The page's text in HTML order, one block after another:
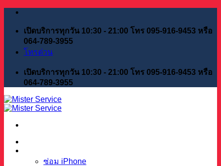
Skip
contentเปิดบริการทุกวัน 10:30 - 21:00 โทร 095-916-9453 หรือ
064-789-3955
โทรด่วน
เปิดบริการทุกวัน 10:30 - 21:00 โทร 095-916-9453 หรือ
064-789-3955
ซ่อม iPhone